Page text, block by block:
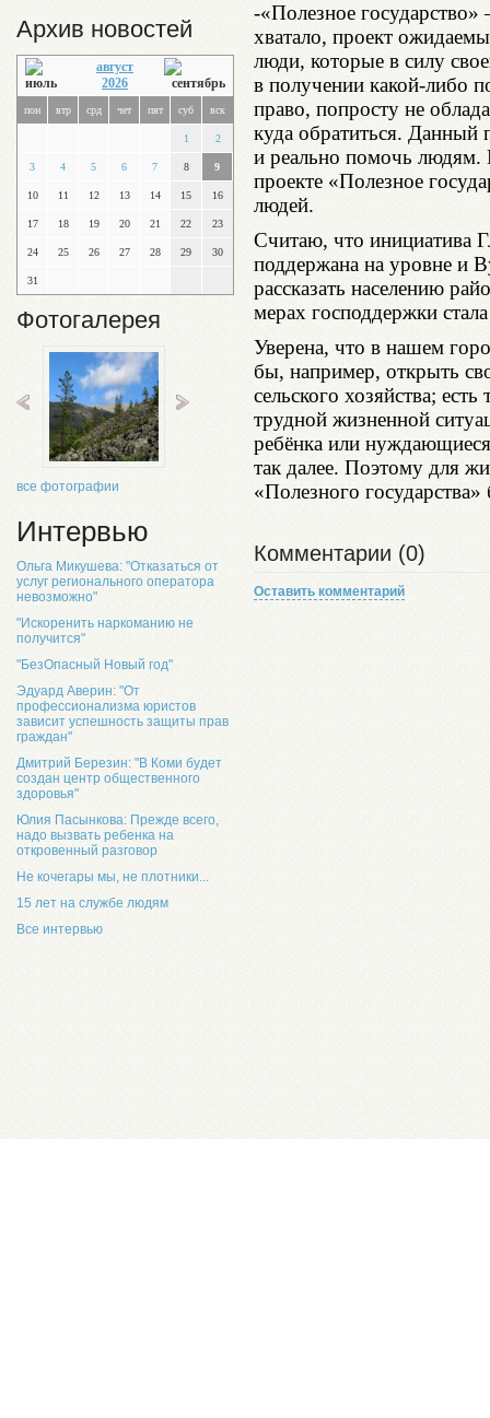
Архив новостей
август
2026
пон втр срд чет пят суб вск
1 2
3 4 5 6 7 8 9
10 11 12 13 14 15 16
17 18 19 20 21 22 23
24 25 26 27 28 29 30
31
Фотогалерея
все фотографии
Интервью
Ольга Микушева: "Отказаться от
услуг регионального оператора
невозможно"
"Искоренить наркоманию не
получится"
"БезОпасный Новый год"
Эдуард Аверин: "От
профессионализма юристов
зависит успешность защиты прав
граждан"
Дмитрий Березин: "В Коми будет
создан центр общественного
здоровья"
Юлия Пасынкова: Прежде всего,
надо вызвать ребенка на
откровенный разговор
Не кочегары мы, не плотники...
15 лет на службе людям
Все интервью
-«Полезное государство»
хватало, проект
люди, которые в силу
в получении какой-либо
право, попросту не
куда обратиться. Данный
и реально помочь
проекте «Полезное
людей.
Считаю, что инициатива
поддержана на уровне и
рассказать населению
мерах господдержки
Уверена, что в нашем
бы, например, открыть
сельского хозяйства;
трудной жизненной
ребёнка или
так далее. Поэтому для
«Полезного
Комментарии (0)
Оставить комментарий